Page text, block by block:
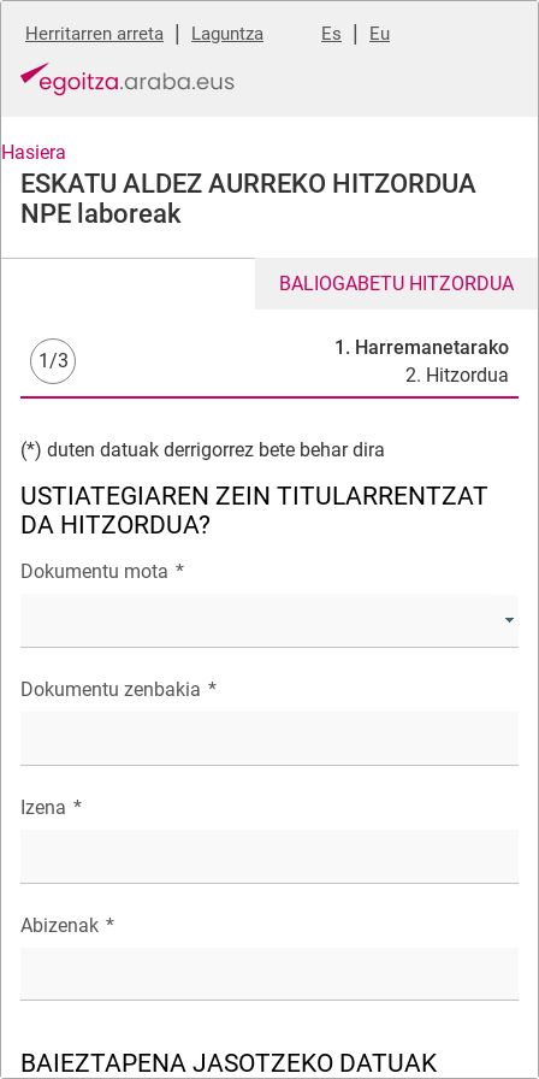
Herritarren arreta Laguntza Es Eu
Hasiera
ESKATU ALDEZ AURREKO HITZORDUA
NPE laboreak
BALIOGABETU HITZORDUA
1/3
1. Harremanetarako
2. Hitzordua
(*) duten datuak derrigorrez bete behar dira
USTIATEGIAREN ZEIN TITULARRENTZAT
DA HITZORDUA?
Dokumentu mota *
Dokumentu zenbakia *
Izena *
Abizenak *
BAIEZTAPENA JASOTZEKO DATUAK